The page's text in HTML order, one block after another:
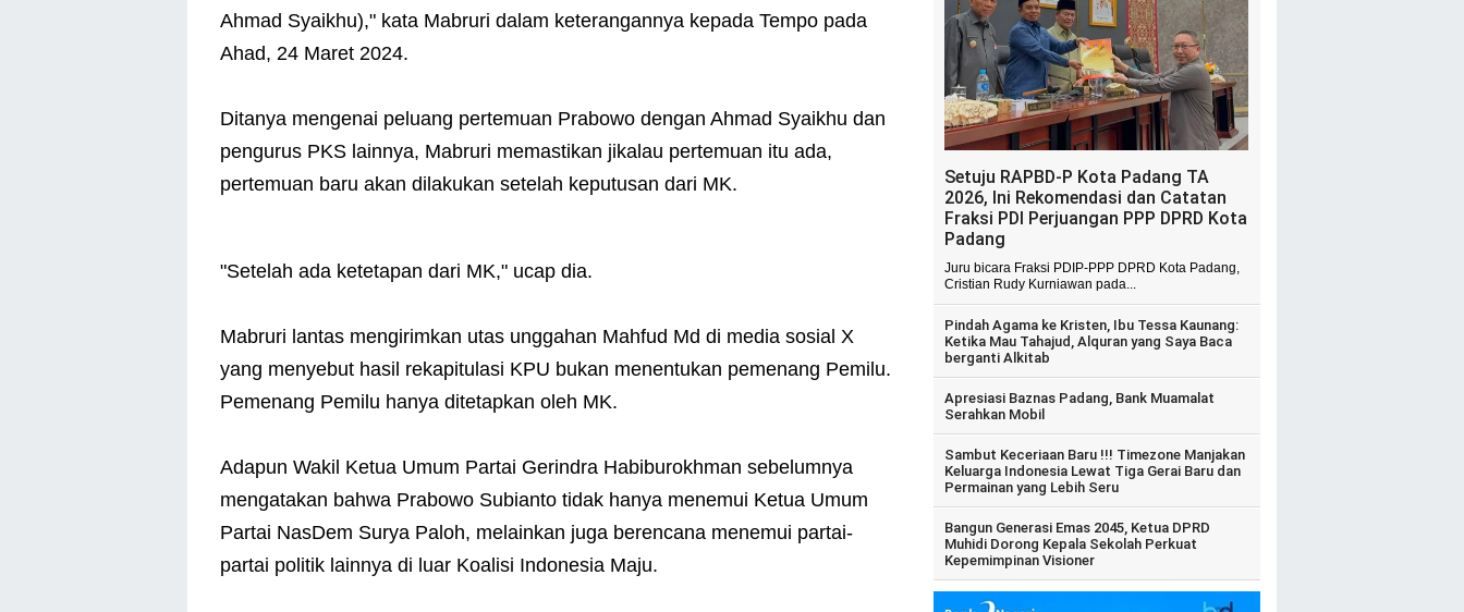
Ahmad Syaikhu)," kata Mabruri dalam keterangannya kepada Tempo pada
Ahad, 24 Maret 2024.
Ditanya mengenai peluang pertemuan Prabowo dengan Ahmad Syaikhu dan
pengurus PKS lainnya, Mabruri memastikan jikalau pertemuan itu ada,
pertemuan baru akan dilakukan setelah keputusan dari MK.
"Setelah ada ketetapan dari MK," ucap dia.
Mabruri lantas mengirimkan utas unggahan Mahfud Md di media sosial X
yang menyebut hasil rekapitulasi KPU bukan menentukan pemenang Pemilu.
Pemenang Pemilu hanya ditetapkan oleh MK.
Adapun Wakil Ketua Umum Partai Gerindra Habiburokhman sebelumnya
mengatakan bahwa Prabowo Subianto tidak hanya menemui Ketua Umum
Partai NasDem Surya Paloh, melainkan juga berencana menemui partai-
partai politik lainnya di luar Koalisi Indonesia Maju.
Setuju RAPBD-P Kota Padang TA
2026, Ini Rekomendasi dan Catatan
Fraksi PDI Perjuangan PPP DPRD Kota
Padang
Juru bicara Fraksi PDIP-PPP DPRD Kota Padang,
Cristian Rudy Kurniawan pada...
Pindah Agama ke Kristen, Ibu Tessa Kaunang:
Ketika Mau Tahajud, Alquran yang Saya Baca
berganti Alkitab
Apresiasi Baznas Padang, Bank Muamalat
Serahkan Mobil
Sambut Keceriaan Baru !!! Timezone Manjakan
Keluarga Indonesia Lewat Tiga Gerai Baru dan
Permainan yang Lebih Seru
Bangun Generasi Emas 2045, Ketua DPRD
Muhidi Dorong Kepala Sekolah Perkuat
Kepemimpinan Visioner